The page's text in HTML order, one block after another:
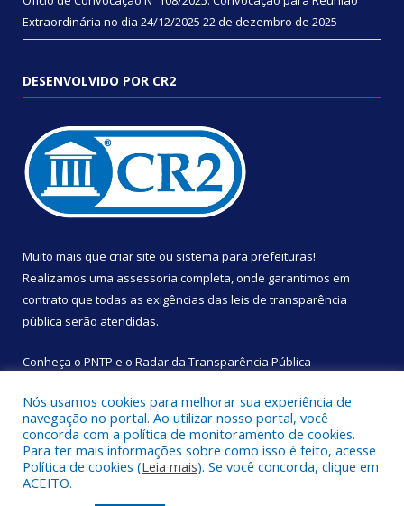
Extraordinária no dia 24/12/2025 22 de dezembro de 2025
DESENVOLVIDO POR CR2
Muito mais que criar site ou sistema para prefeituras!
Realizamos uma assessoria completa, onde garantimos em
contrato que todas as exigências das leis de transparência
pública serão atendidas.
Conheça o PNTP e o Radar da Transparência Pública
Todos os direitos reservados a Câmara Municipal de São
Sebastião da Boa Vista.
Nós usamos cookies para melhorar sua experiência de
navegação no portal. Ao utilizar nosso portal, você
concorda com a política de monitoramento de cookies.
Para ter mais informações sobre como isso é feito, acesse
Política de cookies (Leia mais). Se você concorda, clique em
ACEITO.